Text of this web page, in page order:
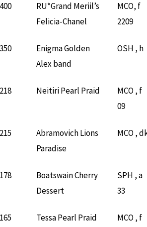
RU*Grand Meriil’s
Felicia-Chanel
MCO, f
2209
Enigma Golden
Alex band
OSH , h
Neitiri Pearl Praid
MCO , f
09
Abramovich Lions
Paradise
MCO ,
Boatswain Cherry
Dessert
SPH , a
33
Tessa Pearl Praid
MCO , f